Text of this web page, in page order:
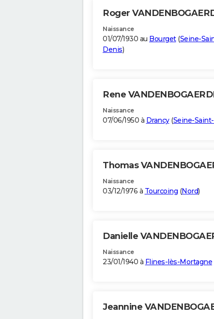
Roger
Naissance
01/07/1930 au Bourget(Seine-
Denis)
Rene
Naissance
07/06/1950 à Drancy(Seine-
Thomas
Naissance
03/12/1976 à Tourcoing (Nord)
Danielle
Naissance
23/01/1940 à Flines-lès-Mortagne
Jeannine